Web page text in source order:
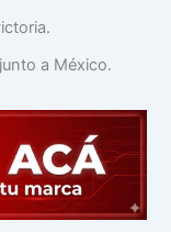
a México.